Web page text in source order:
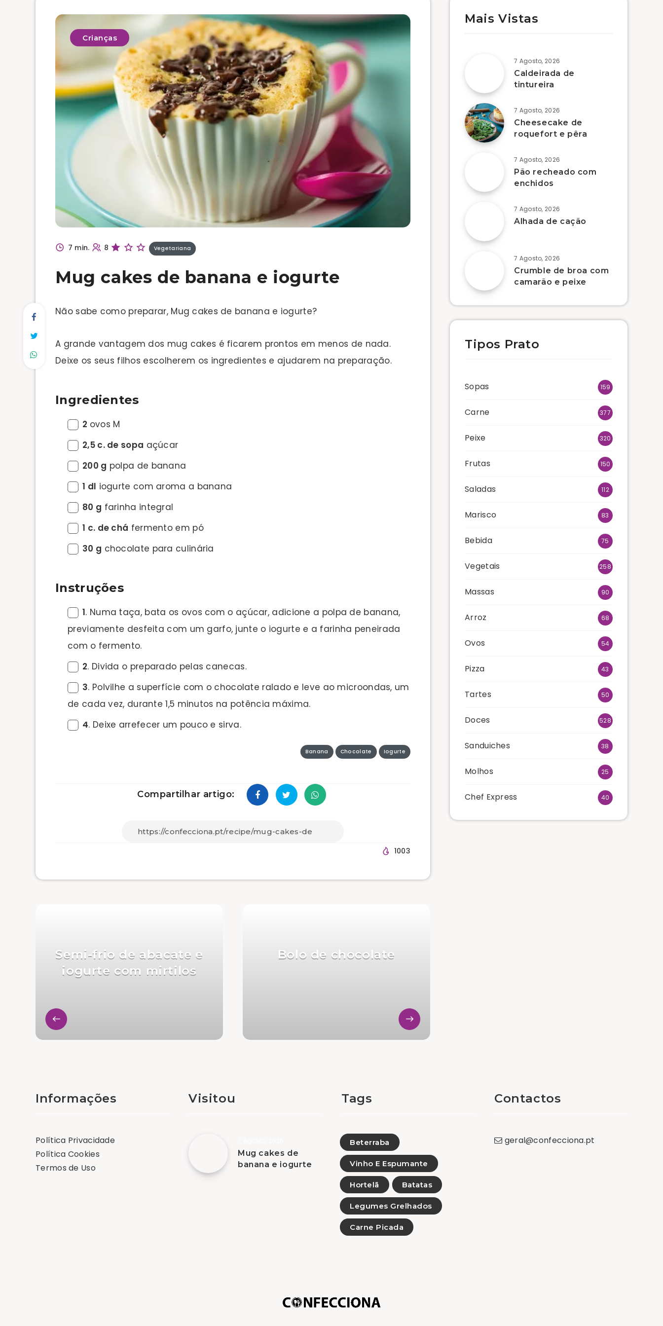
Crianças
7 min. 8 Vegetariana
Mug cakes de banana e iogurte
Não sabe como preparar, Mug cakes de banana e iogurte?
A grande vantagem dos mug cakes é ficarem prontos em menos de nada.
Deixe os seus filhos escolherem os ingredientes e ajudarem na preparação.
Ingredientes
2 ovos M
2,5 c. de sopa açúcar
200 g polpa de banana
1 dl iogurte com aroma a banana
80 g farinha integral
1 c. de chá fermento em pó
30 g chocolate para culinária
Instruções
1. Numa taça, bata os ovos com o açúcar, adicione a polpa de banana,
previamente desfeita com um garfo, junte o iogurte e a farinha peneirada
com o fermento.
2. Divida o preparado pelas canecas.
3. Polvilhe a superfície com o chocolate ralado e leve ao microondas, um
de cada vez, durante 1,5 minutos na potência máxima.
4. Deixe arrefecer um pouco e sirva.
Banana Chocolate Iogurte
Compartilhar artigo:
1003
Bolo de chocolate
Semi-frio de abacate e
iogurte com mirtilos
Mais Vistas
7 Agosto, 2026
Caldeirada de
tintureira
7 Agosto, 2026
Cheesecake de
roquefort e pêra
7 Agosto, 2026
Pão recheado com
enchidos
7 Agosto, 2026
Alhada de cação
7 Agosto, 2026
Crumble de broa com
camarão e peixe
Tipos Prato
Sopas 159
Carne 377
Peixe 320
Frutas 150
Saladas 112
Marisco 83
Bebida 75
Vegetais 258
Massas 90
Arroz 68
Ovos 54
Pizza 43
Tartes 50
Doces 528
Sanduiches 38
Molhos 25
Chef Express 40
Informações
Política Privacidade
Política Cookies
Termos de Uso
Visitou
Mug cakes de
banana e iogurte
Tags
Beterraba
Vinho E Espumante
Hortelã Batatas
Legumes Grelhados
Carne Picada
Contactos
geral@confecciona.pt